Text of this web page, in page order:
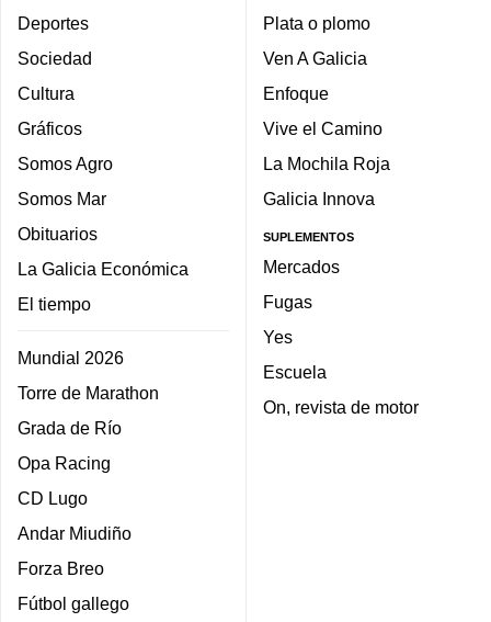
Deportes
Sociedad
Cultura
Gráficos
Somos Agro
Somos Mar
Obituarios
La Galicia Económica
El tiempo
Mundial 2026
Torre de Marathon
Grada de Río
Opa Racing
CD Lugo
Andar Miudiño
Forza Breo
Fútbol gallego
Plata o plomo
Ven A Galicia
Enfoque
Vive el Camino
La Mochila Roja
Galicia Innova
SUPLEMENTOS
Mercados
Fugas
Yes
Escuela
On, revista de motor